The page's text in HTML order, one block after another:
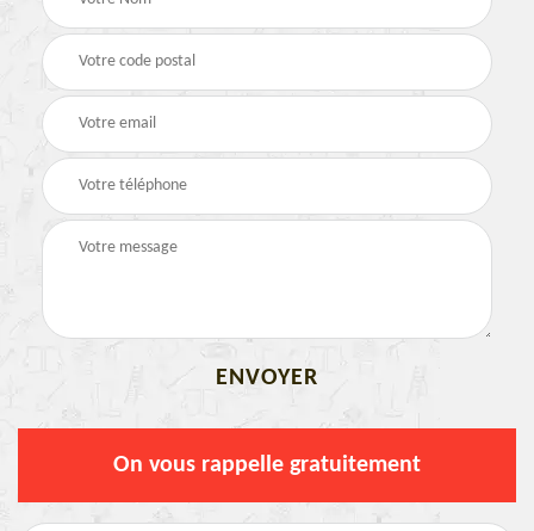
On vous rappelle gratuitement